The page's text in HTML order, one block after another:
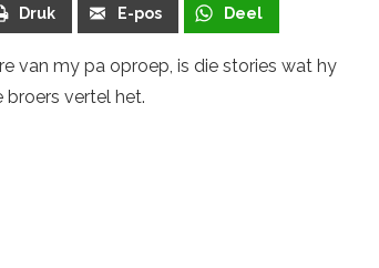
Druk E-pos Deel
van my pa oproep, is die stories wat hy
broers vertel het.